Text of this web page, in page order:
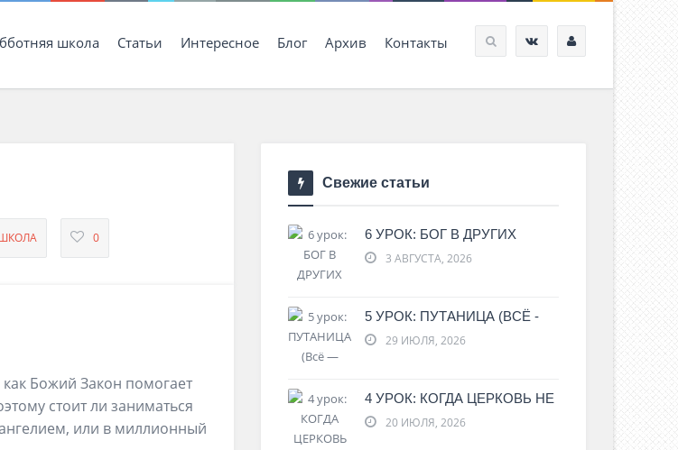
школа Статьи Интересное Блог Архив Контакты
0
Божий Закон помогает
стоит ли заниматься
или в миллионный
Свежие статьи
6 УРОК: БОГ В ДРУГИХ
3 АВГУСТА, 2026
5 УРОК: ПУТАНИЦА (ВСЁ -
29 ИЮЛЯ, 2026
4 УРОК: КОГДА ЦЕРКОВЬ НЕ
20 ИЮЛЯ, 2026